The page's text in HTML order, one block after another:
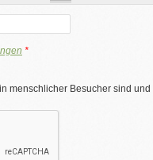
*
menschlicher Besucher sind